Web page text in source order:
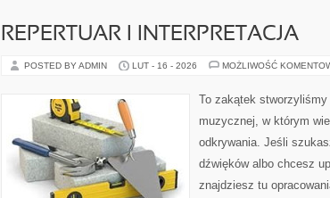
REPERTUAR I INTERPRETACJA
POSTED BY ADMIN LUT - 16 - 2026 MOŻLIWOŚĆ
To zakątek
muzycznej, w którym
odkrywania. Jeśli
dźwięków albo chcesz
znajdziesz tu